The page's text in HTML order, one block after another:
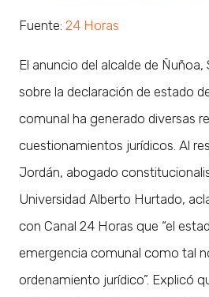
Fuente: 24 Horas
El anuncio del alcalde de Ñuñoa,
sobre la declaración de estado
comunal ha generado diversas
cuestionamientos jurídicos. Al
Jordán, abogado
Universidad Alberto Hurtado,
con Canal 24 Horas que “el
emergencia comunal como tal
ordenamiento jurídico”. Explicó